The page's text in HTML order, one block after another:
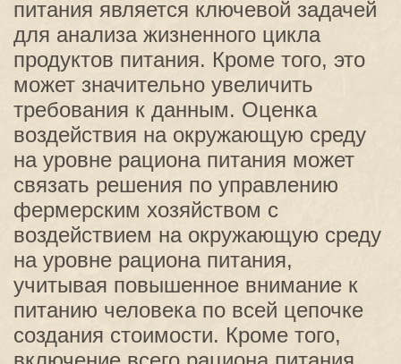
питания является ключевой задачей
для анализа жизненного цикла
продуктов питания. Кроме того, это
может значительно увеличить
требования к данным. Оценка
воздействия на окружающую среду
на уровне рациона питания может
связать решения по управлению
фермерским хозяйством с
воздействием на окружающую среду
на уровне рациона питания,
учитывая повышенное внимание к
питанию человека по всей цепочке
создания стоимости. Кроме того,